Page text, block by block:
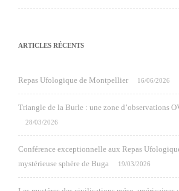
ARTICLES RÉCENTS
Repas Ufologique de Montpellier 16/06/2026
Triangle de la Burle : une zone d’observations
28/03/2026
Conférence exceptionnelle aux Repas
mystérieuse sphère de Buga
19/03/2026